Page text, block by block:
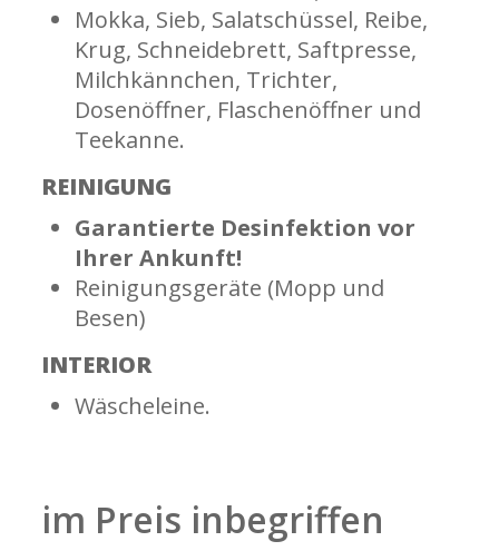
Mokka, Sieb, Salatschüssel, Reibe,
Krug, Schneidebrett, Saftpresse,
Milchkännchen, Trichter,
Dosenöffner, Flaschenöffner und
Teekanne.
REINIGUNG
Garantierte Desinfektion vor
Ihrer Ankunft!
Reinigungsgeräte (Mopp und
Besen)
INTERIOR
Wäscheleine.
im Preis inbegriffen